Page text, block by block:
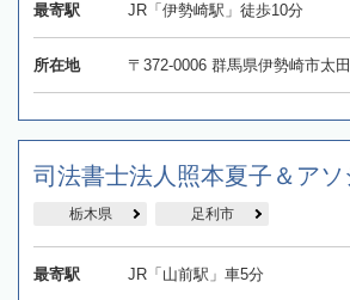
最寄駅 JR「伊勢崎駅」徒歩10分
所在地 〒372-0006 群馬県伊勢崎市太
司法書士法人照本夏子＆アソ
栃木県 足利市
最寄駅 JR「山前駅」車5分